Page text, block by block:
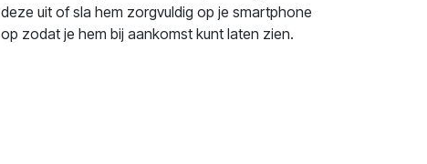
deze uit of sla hem zorgvuldig op je smartphone
op zodat je hem bij aankomst kunt laten zien.